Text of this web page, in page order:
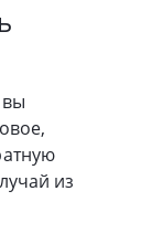
из